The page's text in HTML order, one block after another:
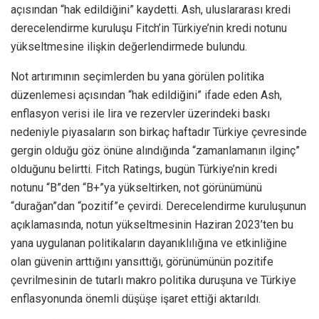
açısından “hak edildiğini” kaydetti. Ash, uluslararası kredi
derecelendirme kuruluşu Fitch’in Türkiye’nin kredi notunu
yükseltmesine ilişkin değerlendirmede bulundu.
Not artırımının seçimlerden bu yana görülen politika
düzenlemesi açısından “hak edildiğini” ifade eden Ash,
enflasyon verisi ile lira ve rezervler üzerindeki baskı
nedeniyle piyasaların son birkaç haftadır Türkiye çevresinde
gergin olduğu göz önüne alındığında “zamanlamanın ilginç”
olduğunu belirtti. Fitch Ratings, bugün Türkiye’nin kredi
notunu “B”den “B+”ya yükseltirken, not görünümünü
“durağan”dan “pozitif”e çevirdi. Derecelendirme kuruluşunun
açıklamasında, notun yükseltmesinin Haziran 2023’ten bu
yana uygulanan politikaların dayanıklılığına ve etkinliğine
olan güvenin arttığını yansıttığı, görünümünün pozitife
çevrilmesinin de tutarlı makro politika duruşuna ve Türkiye
enflasyonunda önemli düşüşe işaret ettiği aktarıldı.